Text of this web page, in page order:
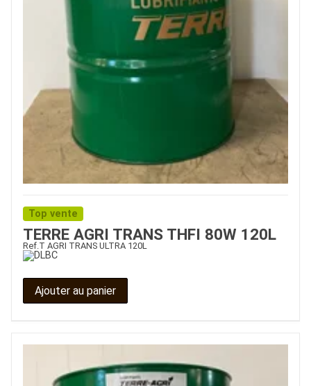
Top vente
TERRE AGRI TRANS THFI 80W 120L
Ref. T AGRI TRANS ULTRA 120L
Ajouter au panier